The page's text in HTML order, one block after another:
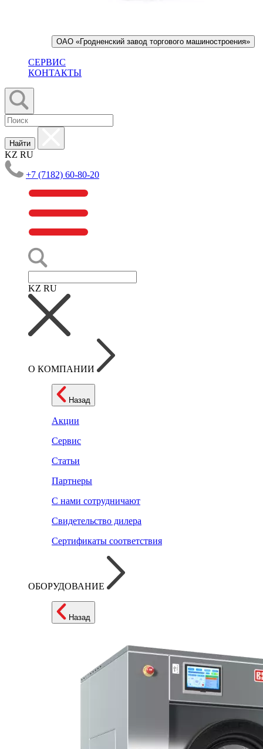
ОАО «Гродненский завод торгового машиностроения»
СЕРВИС
КОНТАКТЫ
Найти
KZ RU
+7 (7182) 60-80-20
KZ RU
О КОМПАНИИ
Назад
Акции
Сервис
Статьи
Партнеры
С нами сотрудничают
Свидетельство дилера
Сертификаты соответствия
ОБОРУДОВАНИЕ
Назад